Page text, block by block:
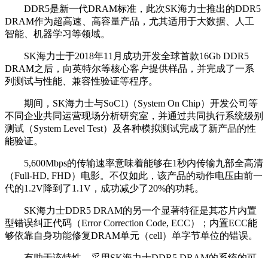
DDR5是新一代DRAM标准，此次SK海力士推出的DDR5
DRAM作为超高速、高容量产品，尤其适用于大数据、人工
智能、机器学习等领域。
SK海力士于2018年11月成功开发全球首款16Gb DDR5
DRAM之后，向英特尔等核心客户提供样品，并完成了一系
列测试与性能、兼容性验证等程序。
期间，SK海力士与SoC1)（System On Chip）开发公司等
不同企业共同运营现场分析研究室，并通过共同执行系统级别
测试（System Level Test）及各种模拟测试完成了新产品的性
能验证。
5,600Mbps的传输速率意味着能够在1秒内传输九部全高清
（Full-HD, FHD）电影。不仅如此，该产品的动作电压由前一
代的1.2V降到了1.1V，成功减少了20%的功耗。
SK海力士DDR5 DRAM的另一个显著特征是其芯片内置
型错误纠正代码（Error Correction Code, ECC）；内置ECC能
够依靠自身功能修复DRAM单元（cell）单字节单位的错误。